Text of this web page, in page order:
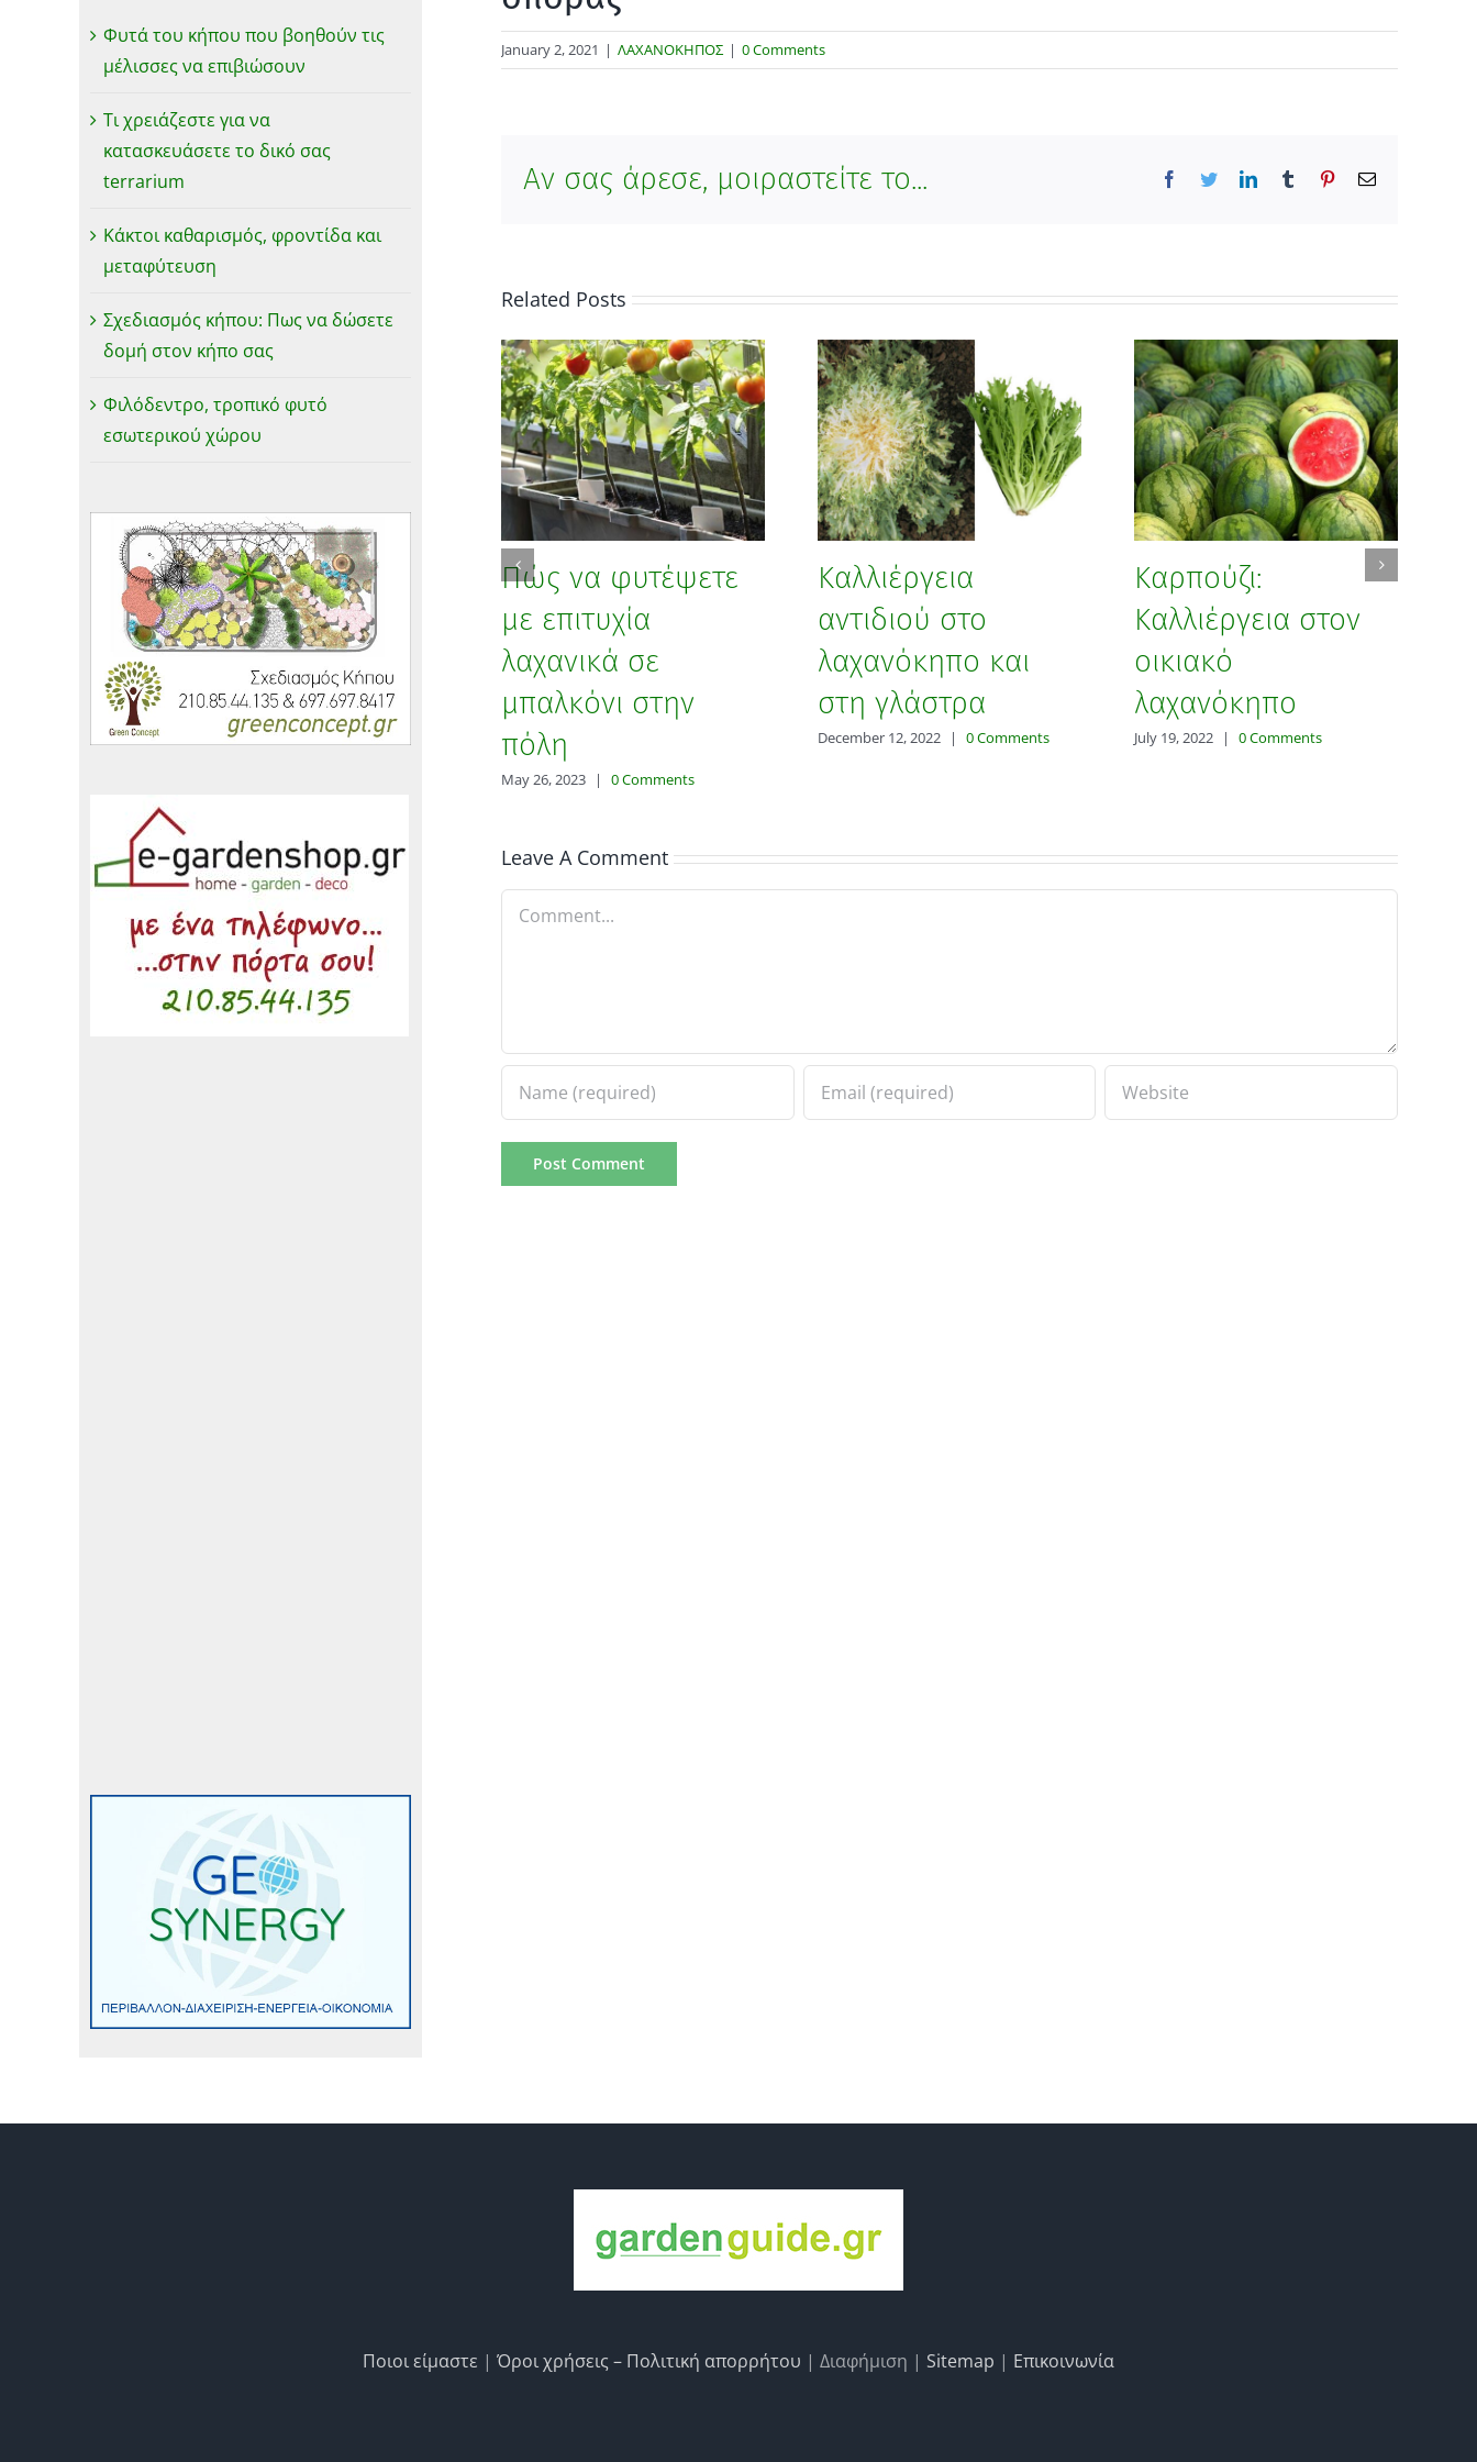
January 2, 2021 | ΛΑΧΑΝΟΚΗΠΟΣ | 0 Comments
Αν σας άρεσε, μοιραστείτε το... Facebook
TwitterLinkedInTumblr PinterestEmail
Related Posts
Πώς να φυτέψετε
με επιτυχία
λαχανικά σε
μπαλκόνι στην
πόλη
May 26, 2023 | 0 Comments
Καλλιέργεια
αντιδιού στο
λαχανόκηπο και
στη γλάστρα
December 12, 2022 | 0 Comments
Καρπούζι:
Καλλιέργεια στον
οικιακό
λαχανόκηπο
July 19, 2022 | 0 Comments
Leave A Comment
Comment
Φυτά του κήπου που βοηθούν τις
μέλισσες να επιβιώσουν
Τι χρειάζεστε για να
κατασκευάσετε το δικό σας
terrarium
Κάκτοι καθαρισμός, φροντίδα και
μεταφύτευση
Σχεδιασμός κήπου: Πως να δώσετε
δομή στον κήπο σας
Φιλόδεντρο, τροπικό φυτό
εσωτερικού χώρου
Ποιοι είμαστε | Όροι χρήσεις – Πολιτική απορρήτου | Διαφήμιση | Sitemap | Επικοινωνία